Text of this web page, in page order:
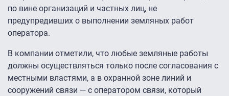
по вине организаций и частных лиц, не
предупредивших о выполнении земляных работ
оператора.
В компании отметили, что любые земляные работы
должны осуществляться только после согласования с
местными властями, а в охранной зоне линий и
сооружений связи — с оператором связи, который